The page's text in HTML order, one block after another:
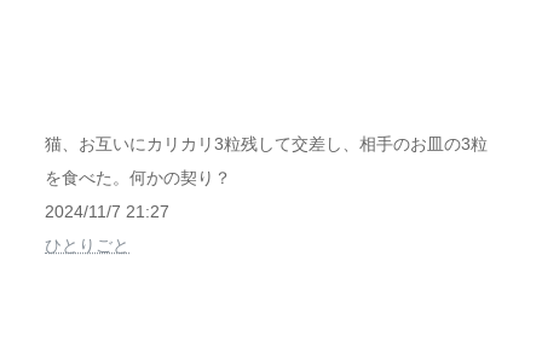
猫、お互いにカリカリ3粒残して交差し、相手のお皿の3粒
を食べた。何かの契り？
2024/11/7 21:27
ひとりごと